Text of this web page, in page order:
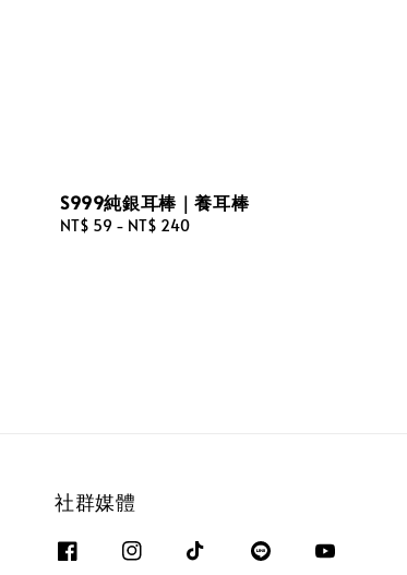
S999純銀耳棒｜養耳棒
Regular
NT$ 59 - NT$ 240
社群媒體